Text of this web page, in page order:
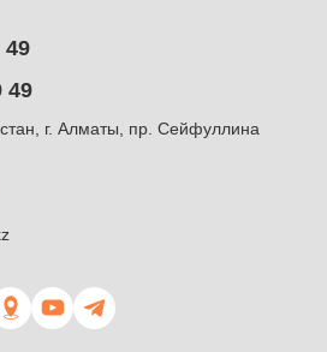
49
49
г. Алматы, пр. Сейфуллина